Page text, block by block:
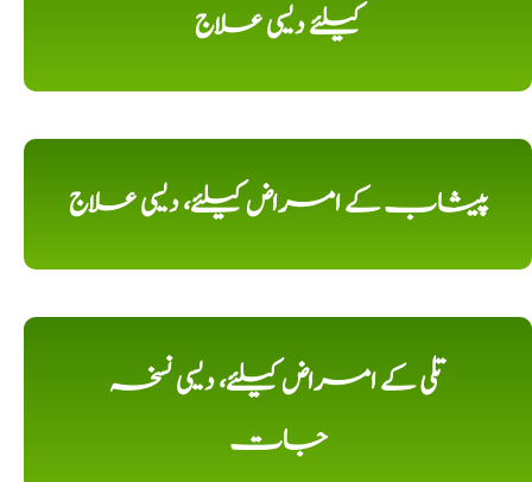
کیلئے دیسی علاج
پیشاب کے امراض کیلئے، دیسی علاج
تلی کے امراض کیلئے، دیسی نسخہ
جات